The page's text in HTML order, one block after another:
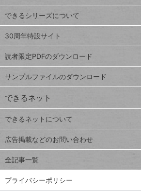
ド
Google
スプレ
ッドシ
ート
iPhone
VLOOKUP
close
閉じ
る
ト
ッ
プ
ペ
ジ
連載
Excel Q&A
トイアンナ流仕
事術
ではじめる業務
できるシリーズについて
30周年特設サイト
読者限定PDFのダウンロード
サンプルファイルのダウンロード
できるネット
できるネットについて
広告掲載などのお問い合わせ
全記事一覧
プライバシーポリシー